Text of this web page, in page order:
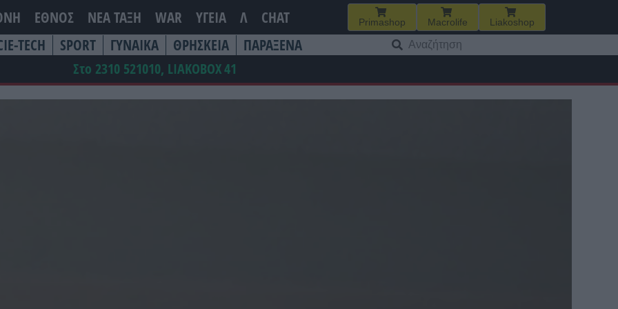
ΕΘΝΟΣ ΝΕΑ ΤΆΞΗ WAR ΥΓΕΙΑ Λ CHAT Primashop Macrolife Liakoshop
TECH SPORT ΓΥΝΑΙΚΑ ΘΡΗΣΚΕΙΑ ΠΑΡΑΞΕΝΑ
για:
Στο 2310 521010, LIAKOBOX41